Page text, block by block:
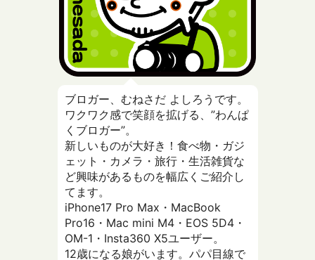
ブロガー、むねさだ よしろうです。
ワクワク感で笑顔を拡げる、”わんぱ
くブロガー”。
新しいものが大好き！食べ物・ガジ
ェット・カメラ・旅行・生活雑貨な
ど興味があるものを幅広くご紹介し
てます。
iPhone17 Pro Max・MacBook
Pro16・Mac mini M4・EOS 5D4・
OM-1・Insta360 X5ユーザー。
12歳になる娘がいます。パパ目線で